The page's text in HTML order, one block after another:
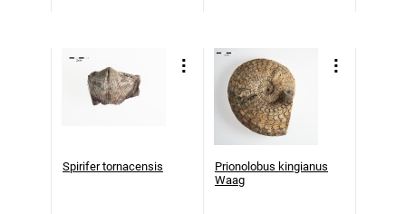
Spirifer tornacensis
Prionolobus kingianus
Waag